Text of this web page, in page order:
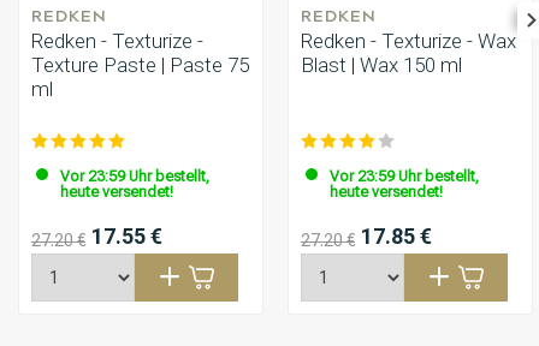
REDKEN
Redken - Texturize -
Texture Paste | Paste 75
ml
Vor 23:59 Uhr bestellt,
heute versendet!
27.20 € 17.55 €
REDKEN
Redken - Texturize - Wax
Blast | Wax 150 ml
Vor 23:59 Uhr bestellt,
heute versendet!
27.20 € 17.85 €